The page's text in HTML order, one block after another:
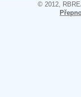
© 2012,